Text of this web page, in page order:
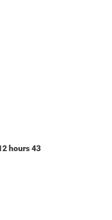
hours 43